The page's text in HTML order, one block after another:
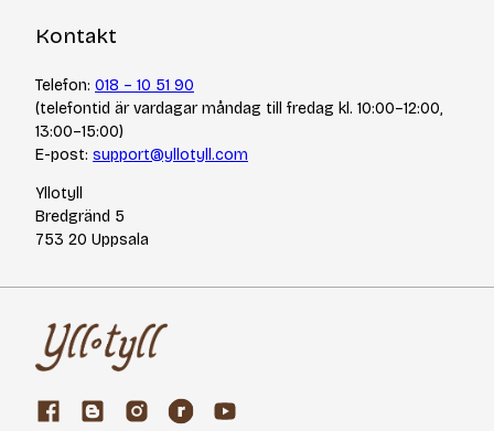
Kontakt
Telefon: 018 – 10 51 90
(telefontid är vardagar måndag till fredag kl. 10:00–12:00,
13:00–15:00)
E-post: support@yllotyll.com
Yllotyll
Bredgränd 5
753 20 Uppsala